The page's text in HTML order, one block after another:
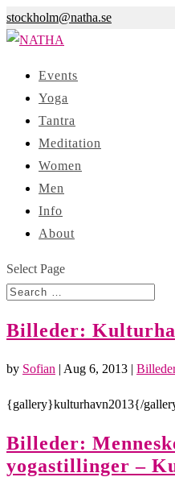
stockholm@natha.se
Events
Yoga
Tantra
Meditation
Women
Men
Info
About
Select Page
Billeder:
by Sofian | Aug 6, 2013 |
{gallery}kulturhavn2013{/
Billeder:
yogastillinger –